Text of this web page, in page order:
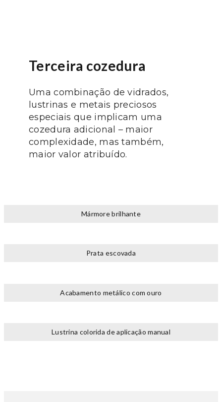
Terceira cozedura
Uma combinação de vidrados,
lustrinas e metais preciosos
especiais que implicam uma
cozedura adicional – maior
complexidade, mas também,
maior valor atribuído.
Mármore brilhante
Prata escovada
Acabamento metálico com ouro
Lustrina colorida de aplicação manual